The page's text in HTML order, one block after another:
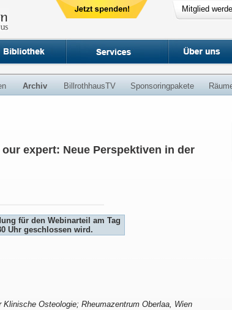
Mitglied
Archiv BillrothhausTV Sponsoringpakete
expert: Neue Perspektiven in der
für den Webinarteil am Tag
Uhr geschlossen wird.
Osteologie; Rheumazentrum Oberlaa, Wien